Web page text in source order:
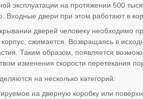
эксплуатации на протяжении 500
двери при этом работают в
дверей человеку необходимо
сжимается. Возвращаясь в
Таким образом, появляется
изменения скорости перетекания
на несколько категорий:
на дверную коробку или